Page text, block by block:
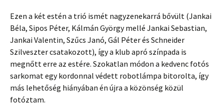
Ezen a két estén a trió ismét nagyzenekarrá bővült (Jankai
Béla, Sipos Péter, Kálmán György mellé Jankai Sebastian,
Jankai Valentin, Szűcs Janó, Gál Péter és Schneider
Szilveszter csatakozott), így a klub apró színpada is
megnőtt erre az estére. Szokatlan módon a kedvenc fotós
sarkomat egy kordonnal védett robotlámpa bitorolta, így
más lehetőség hiányában én újra a közönség közül
fotóztam.